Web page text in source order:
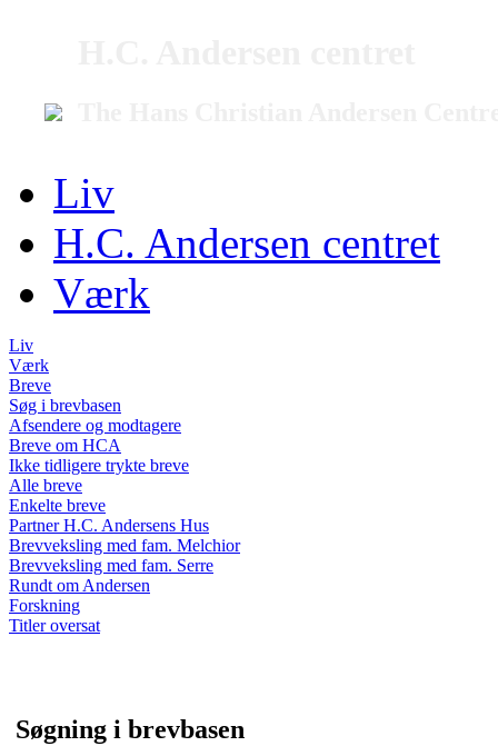
Liv
H.C. Andersen centret
Værk
Liv
Værk
Breve
Søg i brevbasen
Afsendere og modtagere
Breve om HCA
Ikke tidligere trykte breve
Alle breve
Enkelte breve
Partner H.C. Andersens Hus
Brevveksling med fam. Melchior
Brevveksling med fam. Serre
Rundt om Andersen
Forskning
Titler oversat
Søgning i brevbasen